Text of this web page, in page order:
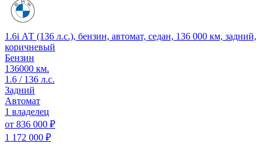
1.6i АТ (136 л.с.), бензин, автомат, седан, 136 000 км, задний,
коричневый
Бензин
136000 км.
1.6 / 136 л.с.
Задний
Автомат
1 владелец
от 836 000 ₽
1 172 000 ₽